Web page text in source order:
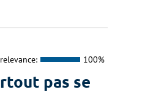
relevance: 100%
pas se